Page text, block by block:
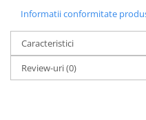
Informatii conformitate
Caracteristici
Review-uri(0)